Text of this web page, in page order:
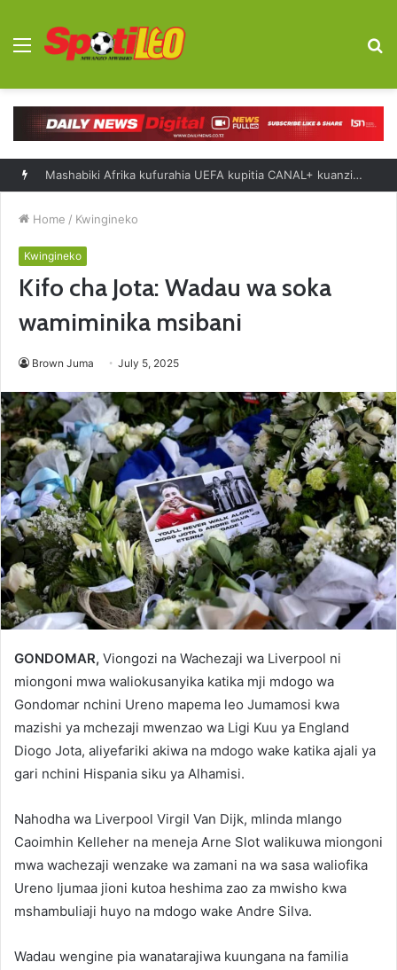
Menu
Mashabiki Afrika kufurahia UEFA kupitia CANAL+ kuanzia 2027-2031
Home / Kwingineko
Kwingineko
Kifo cha Jota: Wadau wa soka
wamiminika msibani
Brown Juma July 5, 2025
GONDOMAR, Viongozi na Wachezaji wa Liverpool ni
miongoni mwa waliokusanyika katika mji mdogo wa
Gondomar nchini Ureno mapema leo Jumamosi kwa
mazishi ya mchezaji mwenzao wa Ligi Kuu ya England
Diogo Jota, aliyefariki akiwa na mdogo wake katika ajali ya
gari nchini Hispania siku ya Alhamisi.
Nahodha wa Liverpool Virgil Van Dijk, mlinda mlango
Caoimhin Kelleher na meneja Arne Slot walikuwa miongoni
mwa wachezaji wenzake wa zamani na wa sasa waliofika
Ureno Ijumaa jioni kutoa heshima zao za mwisho kwa
mshambuliaji huyo na mdogo wake Andre Silva.
Wadau wengine pia wanatarajiwa kuungana na familia